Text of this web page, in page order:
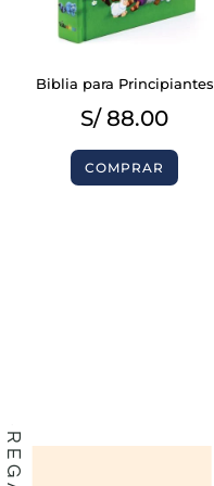
Biblia para Principiantes
S/88.00
COMPRAR